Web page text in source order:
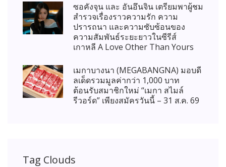
ซอคังจุน และ อันอึนจิน เตรียมพาผู้ชม
สำรวจเรื่องราวความรัก ความ
ปรารถนา และความซับซ้อนของ
ความสัมพันธ์ระยะยาวในซีรีส์
เกาหลี A Love Other Than Yours
เมกาบางนา (MEGABANGNA) มอบดี
ลเด็ดรวมมูลค่ากว่า 1,000 บาท
ต้อนรับสมาชิกใหม่ “เมกา สไมล์
รีวอร์ด” เพียงสมัครวันนี้ – 31 ส.ค. 69
Tag Clouds